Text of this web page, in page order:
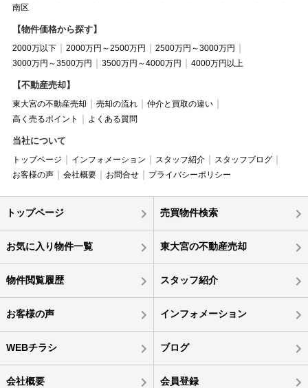
南区
【物件価格から探す】
2000万以下 2000万円～2500万円
2500万円～3000万円
3000万円～3500万円
3500万円～4000万円 4000万円以上
【不動産売却】
東大宮の不動産売却 売却の流れ
仲介と買取の違い
高く売るポイント
よくある質問
当社について
トップページ インフォメーション スタッフ紹介
スタッフブログ
お客様の声
会社概要 お問合せ プライバシーポリシー
トップページ 売買物件検索
お気に入り物件一覧 東大宮の不動産売却
物件閲覧履歴 スタッフ紹介
お客様の声 インフォメーション
WEBチラシ ブログ
会社概要 会員登録